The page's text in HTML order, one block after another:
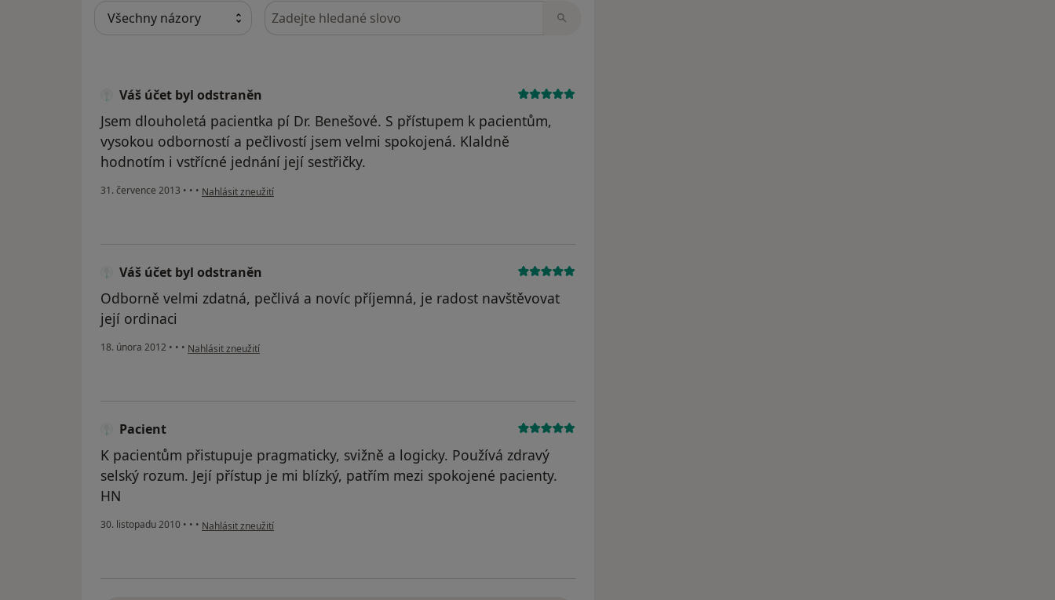
Hledejte v názorech
Váš účet byl odstraněn
Jsem dlouholetá pacientka pí Dr. Benešové. S přístupem k pacientům,
vysokou odborností a pečlivostí jsem velmi spokojená. Klaldně
hodnotím i vstřícné jednání její sestřičky.
31. července 2013 • • • podle názoru uživatele Váš účet byl odstraněn
Nahlásit zneužití
Váš účet byl odstraněn
Odborně velmi zdatná, pečlivá a novíc příjemná, je radost navštěvovat
její ordinaci
18. února 2012 • • • podle názoru uživatele Váš účet byl odstraněn
Nahlásit zneužití
Pacient
K pacientům přistupuje pragmaticky, svižně a logicky. Používá zdravý
selský rozum. Její přístup je mi blízký, patřím mezi spokojené pacienty.
HN
30. listopadu 2010 • • • podle názoru uživatele Pacient
Nahlásit zneužití